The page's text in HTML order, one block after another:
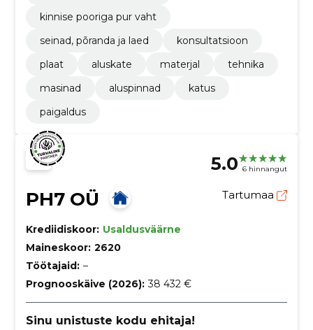
kinnise pooriga pur vaht
seinad, põranda ja laed
konsultatsioon
plaat
aluskate materjal
tehnika
masinad
aluspinnad
katus
paigaldus
5.0 6 hinnangut
PH7 OÜ Tartumaa
Krediidiskoor: Usaldusväärne
Maineskoor: 2620
Töötajaid: –
Prognooskäive (2026): 38 432 €
Sinu unistuste kodu ehitaja!